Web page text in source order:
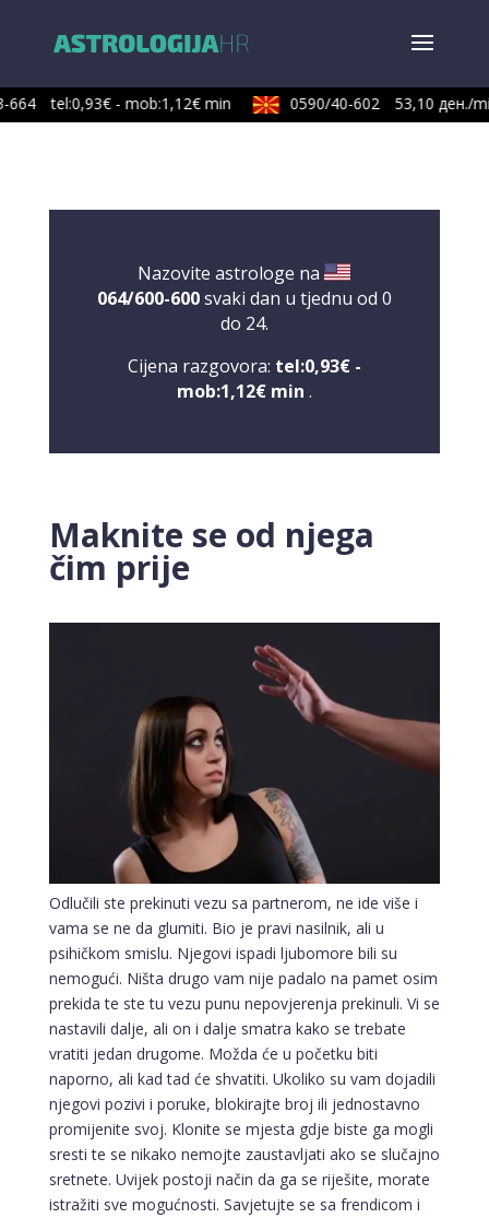
664 tel:0,93€ - mob:1,12€ min 0590/40-602 53,10 ден./
Nazovite astrologe na
064/600-600svaki dan u tjednu od 0
do 24.
Cijena razgovora: tel:0,93€ -
mob:1,12€ min .
Maknite se od njega
čim prije
Odlučili ste prekinuti vezu sa partnerom, ne ide više i
vama se ne da glumiti. Bio je pravi nasilnik, ali u
psihičkom smislu. Njegovi ispadi ljubomore bili su
nemogući. Ništa drugo vam nije padalo na pamet osim
prekida te ste tu vezu punu nepovjerenja prekinuli. Vi se
nastavili dalje, ali on i dalje smatra kako se trebate
vratiti jedan drugome. Možda će u početku biti
naporno, ali kad tad će shvatiti. Ukoliko su vam dojadili
njegovi pozivi i poruke, blokirajte broj ili jednostavno
promijenite svoj. Klonite se mjesta gdje biste ga mogli
sresti te se nikako nemojte zaustavljati ako se slučajno
sretnete. Uvijek postoji način da ga se riješite, morate
istražiti sve mogućnosti. Savjetujte se sa frendicom i